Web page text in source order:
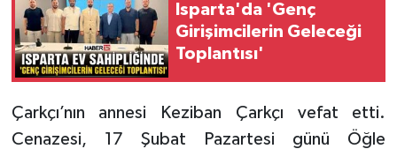
Isparta'da 'Genç
Girişimcilerin Geleceği
Toplantısı'
Çarkçı’nın annesi Keziban Çarkçı vefat etti.
Cenazesi, 17 Şubat Pazartesi günü Öğle
Spor
Tarihi Yapılarımız
Teknoloji